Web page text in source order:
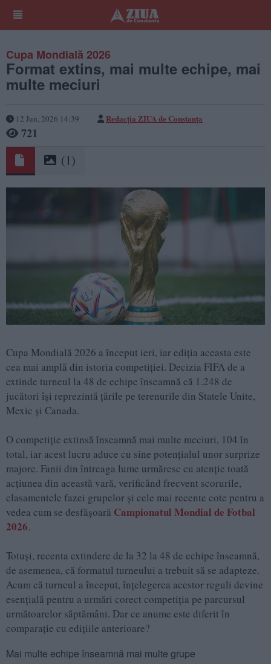
Cupa Mondială 2026
Format extins, mai multe echipe, mai
multe meciuri
12 Jun, 2026 14:39 Redacția ZIUA de Constanța
721
(1)
Cupa Mondială 2026 a început ieri, iar ediția aceasta este
cea mai amplă din istoria competiției. Decizia FIFA de a
extinde turneul la 48 de echipe înseamnă că 1.248 de
jucători își reprezintă țările pe terenurile din Statele Unite,
Mexic și Canada.
O competiție extinsă înseamnă mai multe meciuri, 104 în
total, iar acest lucru aduce cu sine potențialul unor surprize
majore. Fanii din întreaga lume urmăresc cu atenție toată
acțiunea din această vară, verificând frecvent scorurile,
clasamentele fazei grupelor și cele mai recente cote pentru a
vedea cum se desfășoară Campionatul Mondial de Fotbal
2026.
Totuși, recenta extindere de la 32 la 48 de echipe înseamnă,
de asemenea, că formatul turneului a trebuit să se adapteze.
Acum că turneul a început, înțelegerea acestor reguli devine
esențială pentru a urmări corect competiția pe parcursul
următoarelor săptămâni. Dar ce anume este diferit în
comparație cu edițiile anterioare?
Mai multe echipe înseamnă mai multe grupe